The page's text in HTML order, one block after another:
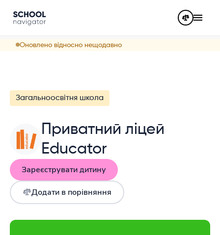
Оновлено відносно нещодавно
Загальноосвітня школа
Приватний ліцей
Educator
Зареєструвати дитину
Додати в порівняння